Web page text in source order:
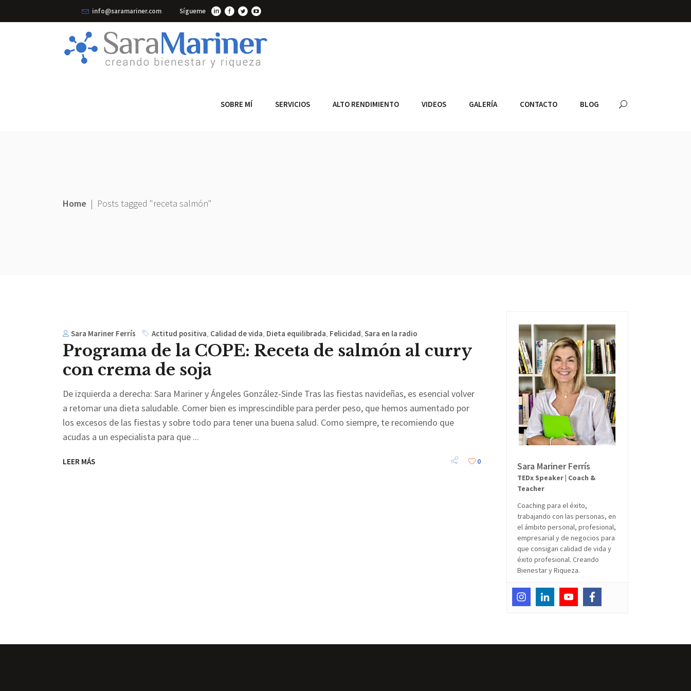
info@saramariner.com Sígueme
SOBRE MÍ SERVICIOS ALTO RENDIMIENTO VIDEOS GALERÍA CONTACTO BLOG
Home | Posts tagged "receta salmón"
Sara Mariner Ferrís Actitud positiva, Calidad de vida, Dieta equilibrada, Felicidad, Sara en la radio
Programa de la COPE: Receta de salmón al curry
con crema de soja
De izquierda a derecha: Sara Mariner y Ángeles González-Sinde Tras las fiestas navideñas, es esencial volver
a retomar una dieta saludable. Comer bien es imprescindible para perder peso, que hemos aumentado por
los excesos de las fiestas y sobre todo para tener una buena salud. Como siempre, te recomiendo que
acudas a un especialista para que
LEER MÁS 0 Sara Mariner Ferrís
TEDx Speaker | Coach &
Teacher
Coaching para el éxito,
trabajando con las personas, en
el ámbito personal, profesional,
empresarial y de negocios para
que consigan calidad de vida y
éxito profesional. Creando
Bienestar y Riqueza.